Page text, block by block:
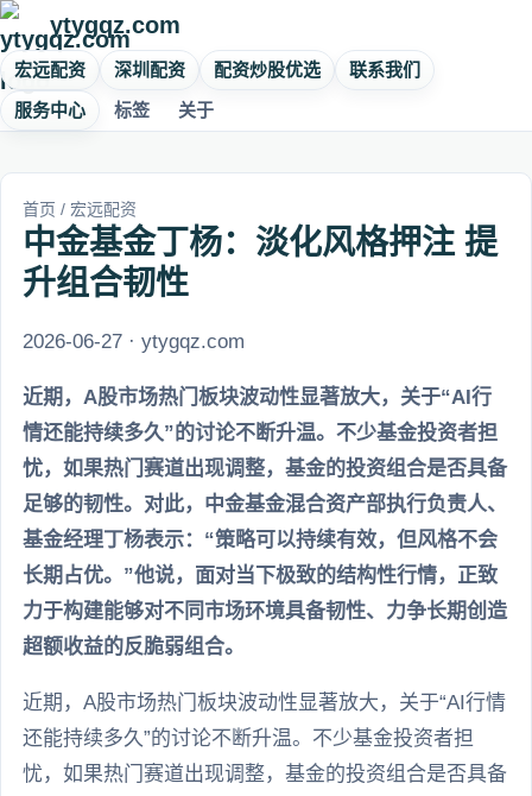
ytygqz.com
宏远配资 深圳配资 配资炒股优选
联系我们
服务中心
标签 关于
首页 / 宏远配资
中金基金丁杨：淡化风格押注 提
升组合韧性
2026-06-27 · ytygqz.com
近期，A股市场热门板块波动性显著放大，关于“AI行
情还能持续多久”的讨论不断升温。不少基金投资者担
忧，如果热门赛道出现调整，基金的投资组合是否具备
足够的韧性。对此，中金基金混合资产部执行负责人、
基金经理丁杨表示：“策略可以持续有效，但风格不会
长期占优。”他说，面对当下极致的结构性行情，正致
力于构建能够对不同市场环境具备韧性、力争长期创造
超额收益的反脆弱组合。
近期，A股市场热门板块波动性显著放大，关于“AI行情
还能持续多久”的讨论不断升温。不少基金投资者担
忧，如果热门赛道出现调整，基金的投资组合是否具备